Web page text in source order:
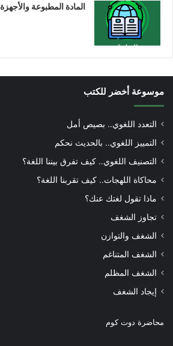
المادة المطبوعة والأجهزة
موسوعة أخضر للكتب
التعدد اللغوي.. بصيص أمل
التمييز اللغوي.. بالحديث نحكم
التصنيف اللغوي.. كيف تفرق بيننا اللغة؟
محاكاة اللهجات.. كيف تقربنا اللغة؟
ماذا تقول لغتك عنك؟
تجاوز الشغف
الشغف والتوازن
الشغف المتناغم
الشغف المظلم
إيجاد الشغف
محاضرة دوت كوم